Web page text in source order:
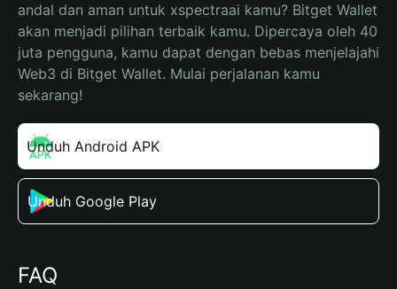
andal dan aman untuk xspectraai kamu? Bitget Wallet
akan menjadi pilihan terbaik kamu. Dipercaya oleh 40
juta pengguna, kamu dapat dengan bebas menjelajahi
Web3 di Bitget Wallet. Mulai perjalanan kamu
sekarang!
Unduh Android APK
Unduh Google Play
FAQ